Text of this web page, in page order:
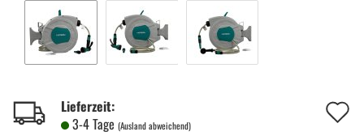
Lieferzeit:
3-4 Tage (Ausland abweichend)